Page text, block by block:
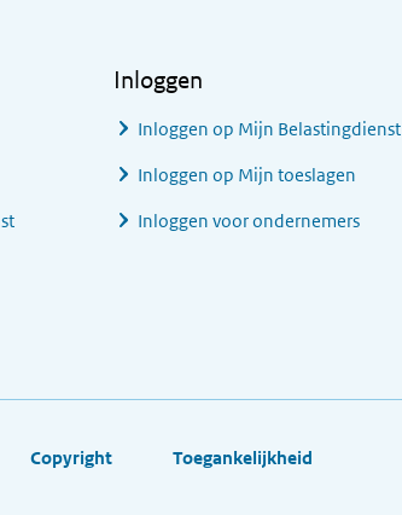
Inloggen
Inloggen op Mijn Belastingdienst
Inloggen op Mijn toeslagen
Inloggen voor ondernemers
Copyright Toegankelijkheid